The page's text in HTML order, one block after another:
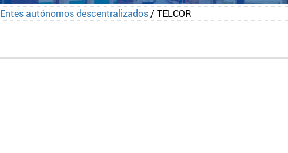
Entes autónomos descentralizados/ TELCOR